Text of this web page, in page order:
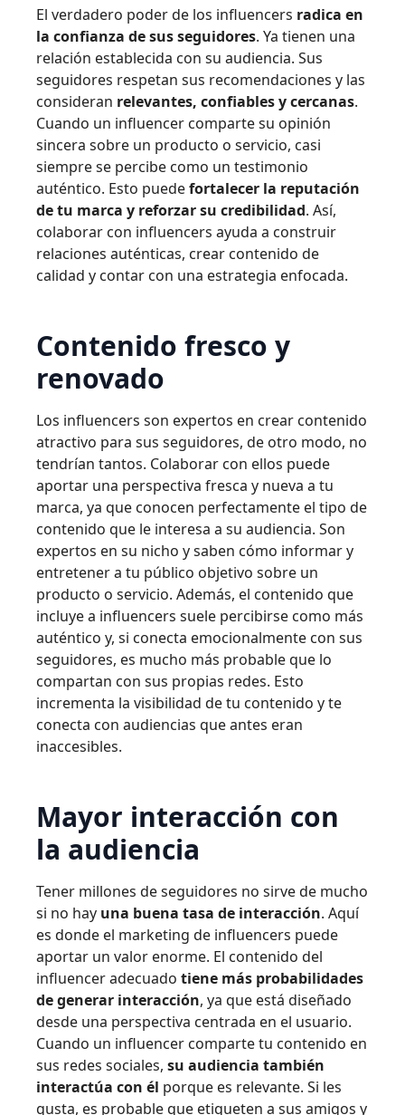
El verdadero poder de los influencers radica en
la confianza de sus seguidores. Ya tienen una
relación establecida con su audiencia. Sus
seguidores respetan sus recomendaciones y las
consideran relevantes, confiables y cercanas.
Cuando un influencer comparte su opinión
sincera sobre un producto o servicio, casi
siempre se percibe como un testimonio
auténtico. Esto puedefortalecer la reputación
de tu marca y reforzar su credibilidad. Así,
colaborar con influencers ayuda a construir
relaciones auténticas, crear contenido de
calidad y contar con una estrategia enfocada.
Contenido fresco y
renovado
Los influencers son expertos en crear contenido
atractivo para sus seguidores, de otro modo, no
tendrían tantos. Colaborar con ellos puede
aportar una perspectiva fresca y nueva a tu
marca, ya que conocen perfectamente el tipo de
contenido que le interesa a su audiencia. Son
expertos en su nicho y saben cómo informar y
entretener a tu público objetivo sobre un
producto o servicio. Además, el contenido que
incluye a influencers suele percibirse como más
auténtico y, si conecta emocionalmente con sus
seguidores, es mucho más probable que lo
compartan con sus propias redes. Esto
incrementa la visibilidad de tu contenido y te
conecta con audiencias que antes eran
inaccesibles.
Mayor interacción con
la audiencia
Tener millones de seguidores no sirve de mucho
si no hay una buena tasa de interacción. Aquí
es donde el marketing de influencers puede
aportar un valor enorme. El contenido del
influencer adecuado tiene más probabilidades
de generar interacción, ya que está diseñado
desde una perspectiva centrada en el usuario.
Cuando un influencer comparte tu contenido en
sus redes sociales, su audiencia también
interactúa con él porque es relevante. Si les
gusta, es probable que etiqueten a sus amigos y